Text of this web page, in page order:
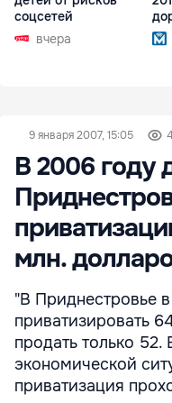
соцсетей
вчера
9 января 2007, 15:05
В 2006 году
млн.
"В Приднестровье
приватизировать
продать только
экономической
приватизация